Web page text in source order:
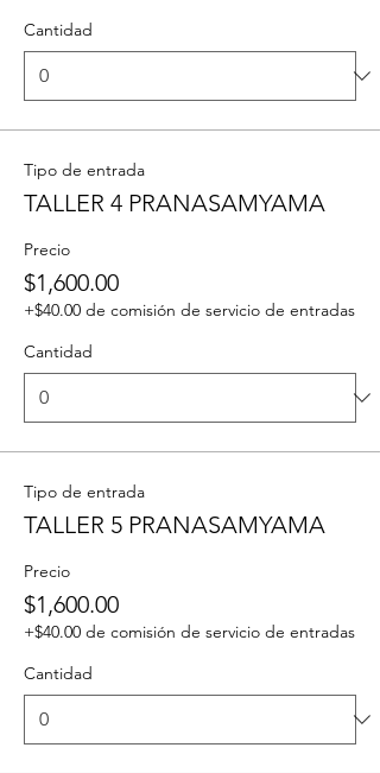
Cantidad
Tipo de entrada
TALLER 4 PRANASAMYAMA
Precio
$1,600.00
+$40.00 de comisión de servicio de entradas
Cantidad
Tipo de entrada
TALLER 5 PRANASAMYAMA
Precio
$1,600.00
+$40.00 de comisión de servicio de entradas
Cantidad